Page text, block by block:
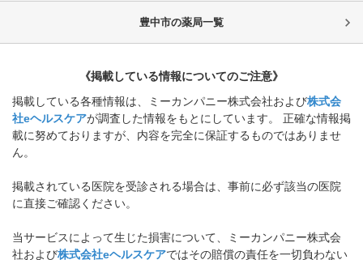
豊中市の薬局一覧
《掲載している情報についてのご注意》
掲載している各種情報は、ミーカンパニー株式会社および株式会
社eヘルスケアが調査した情報をもとにしています。 正確な情報掲
載に努めておりますが、内容を完全に保証するものではありませ
ん。
掲載されている医院を受診される場合は、事前に必ず該当の医院
に直接ご確認ください。
当サービスによって生じた損害について、ミーカンパニー株式会
社および株式会社eヘルスケアではその賠償の責任を一切負わない